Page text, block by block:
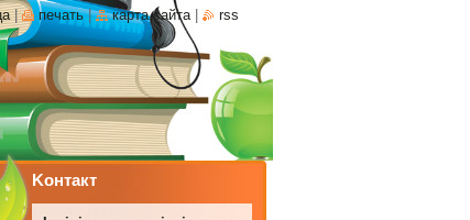
Koнтакт
| печать | карта сайта rss